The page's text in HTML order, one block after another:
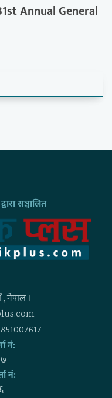
Annual General
सञ्चालित
नेपाल ।
नं:
नं: